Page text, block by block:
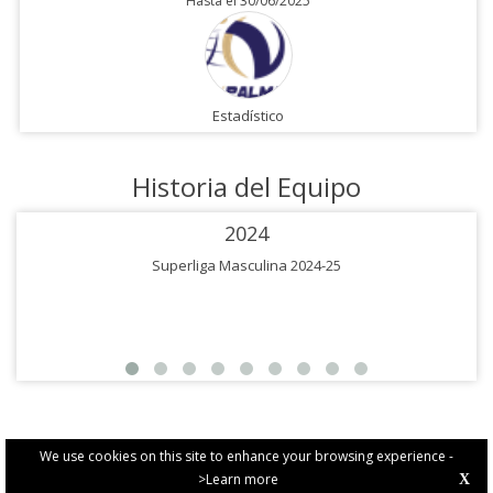
We use cookies on this site to enhance your browsing experience -
>Learn more
X
Estadístico
Historia del Equipo
2024
Superliga Masculina 2024-25